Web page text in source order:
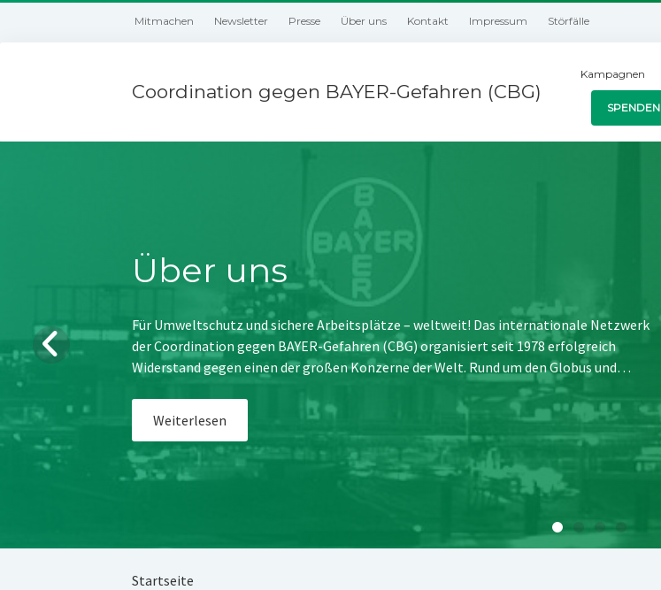
Mitmachen Newsletter Presse Über uns Kontakt Impressum Störfälle
Coordination gegen BAYER-Gefahren (CBG)
Kampagnen
SPENDEN
Über uns
Für Umweltschutz und sichere Arbeitsplätze – weltweit! Das internationale Netzwerk
der Coordination gegen BAYER-Gefahren (CBG) organisiert seit 1978 erfolgreich
Widerstand gegen einen der großen Konzerne der Welt. Rund um den Globus und…
Weiterlesen
Startseite